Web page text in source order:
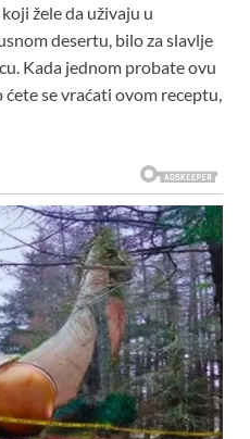
žele da uživaju u
desertu, bilo za slavlje
Kada jednom probate ovu
se vraćati ovom receptu,